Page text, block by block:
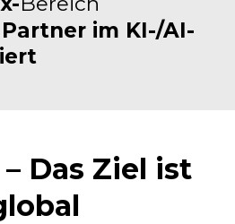
Partner im KI-/AI-
– Das Ziel ist